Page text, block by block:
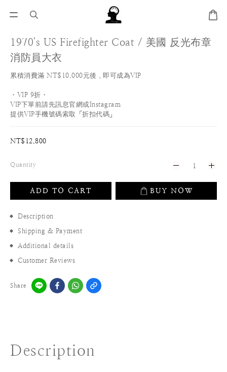
1970's US Firefighter Coat / 美國 反光布章
消防員大衣
累積消費滿 NT$10,000元後，即可成為VIP
・VIP 9折・
VIP下單前請先訊息官網或Instagram
提供VIP手機號碼索取「折扣代碼」
NT$12,800
Quantity
ADD TO CART BUY NOW
Description
Shipping & Payment
Additional details
Customer Reviews
Share
Description